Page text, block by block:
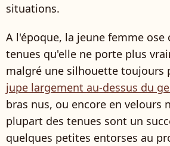
situations.
A l'époque, la jeune femme ose
tenues qu'elle ne porte plus
malgré une silhouette toujours
jupe largement au-dessus du
bras nus, ou encore en velours
plupart des tenues sont un
quelques petites entorses au